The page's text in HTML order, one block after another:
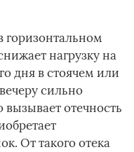
горизонтальном
нагрузку на
дня в стоячем или
сильно
вызывает отечность
От такого отека